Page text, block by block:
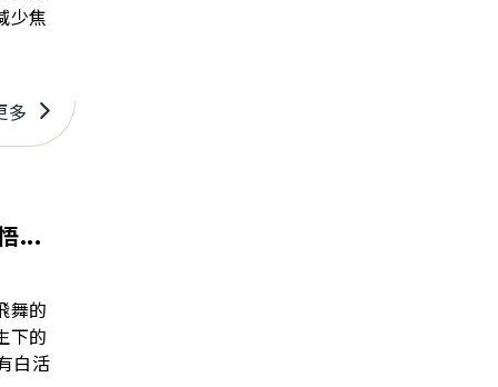
少焦
多
...
舞的
下的
白活